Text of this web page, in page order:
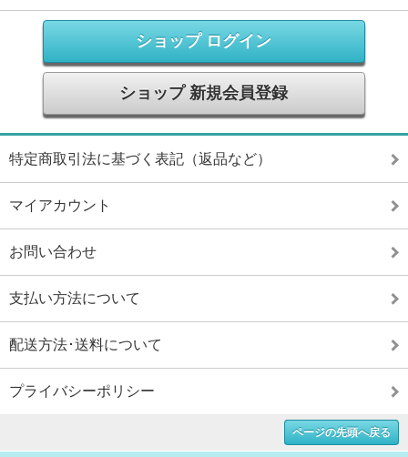
ショップ ログイン
ショップ 新規会員登録
特定商取引法に基づく表記（返品など）
マイアカウント
お問い合わせ
支払い方法について
配送方法･送料について
プライバシーポリシー
ページの先頭へ戻る